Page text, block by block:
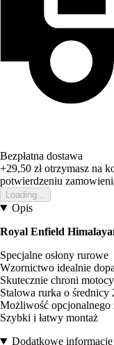
Bezpłatna dostawa
+29,50 złotrzymasz na
potwierdzeniu
Loading...
Opis
Royal Enfield
Specjalne osłony rurowe
Wzornictwo idealnie
Skutecznie chroni
Stalowa rurka o średnicy
Możliwość opcjonalnego
Szybki i łatwy montaż
Dodatkowe informacje